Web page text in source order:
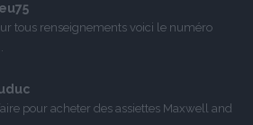
tous renseignements voici le numéro
pour acheter des assiettes Maxwell and